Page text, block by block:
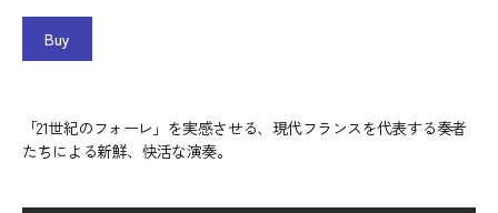
Buy
「21世紀のフォーレ」を実感させる、現代フランスを代表する奏者
たちによる新鮮、快活な演奏。